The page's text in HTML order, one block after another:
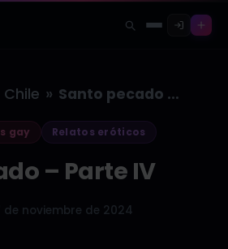
Chile » Santo pecado – Parte IV
gay Relatos eróticos
– Parte IV
de noviembre de 2024